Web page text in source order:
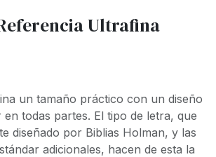
Ultrafina
un tamaño práctico con un diseño
en todas partes. El tipo de letra, que
diseñado por Biblias Holman, y las
adicionales, hacen de esta la